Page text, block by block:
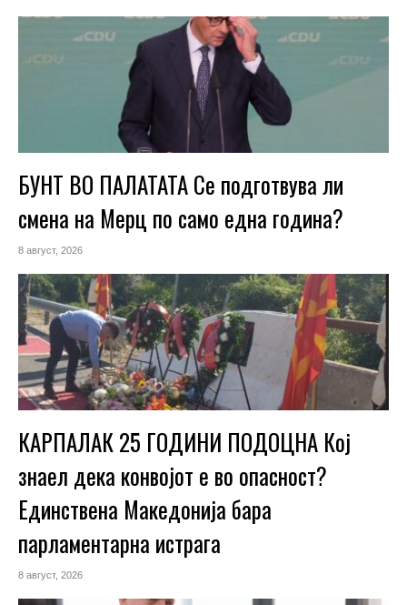
БУНТ ВО ПАЛАТАТА Се подготвува ли
смена на Мерц по само една година?
8 август, 2026
КАРПАЛАК 25 ГОДИНИ ПОДОЦНА Кој
знаел дека конвојот е во опасност?
Единствена Македoнија бара
парламентарна истрага
8 август, 2026